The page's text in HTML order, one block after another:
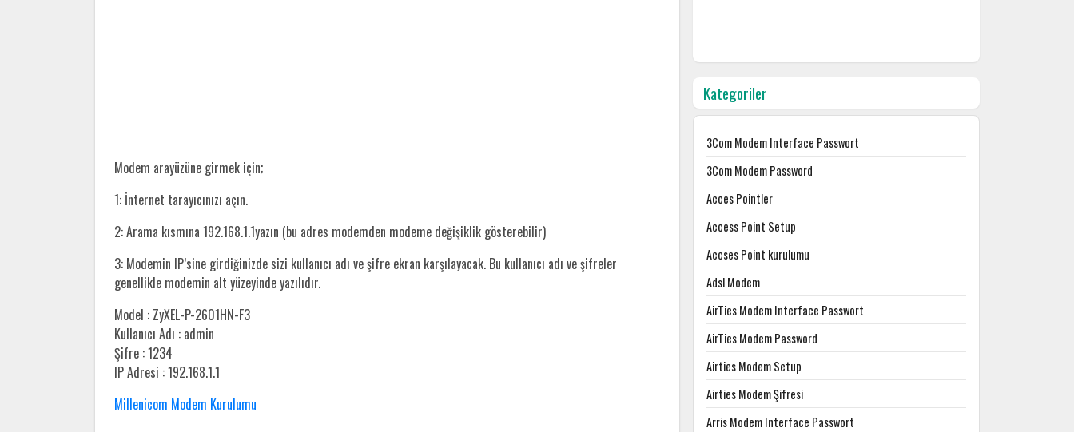
Modem arayüzüne girmek için;
1: İnternet tarayıcınızı açın.
2: Arama kısmına 192.168.1.1yazın (bu adres modemden modeme değişiklik gösterebilir)
3: Modemin IP’sine girdiğinizde sizi kullanıcı adı ve şifre ekran karşılayacak. Bu kullanıcı adı ve şifreler
genellikle modemin alt yüzeyinde yazılıdır.
Model : ZyXEL-P-2601HN-F3
Kullanıcı Adı : admin
Şifre : 1234
IP Adresi : 192.168.1.1
Millenicom Modem Kurulumu
Kategoriler
3Com Modem Interface Passwort
3Com Modem Password
Acces Pointler
Access Point Setup
Accses Point kurulumu
Adsl Modem
AirTies Modem Interface Passwort
AirTies Modem Password
Airties Modem Setup
Airties Modem Şifresi
Arris Modem Interface Passwort